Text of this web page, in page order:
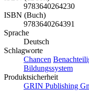
9783640264230
ISBN (Buch)
9783640264391
Sprache
Deutsch
Schlagworte
Chancen
Bildungssystem
Produktsicherheit
GRIN Publishing